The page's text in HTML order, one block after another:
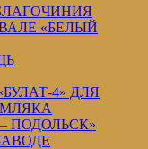
«БЕЛЫЙ
4» ДЛЯ
ПОДОЛЬСК»